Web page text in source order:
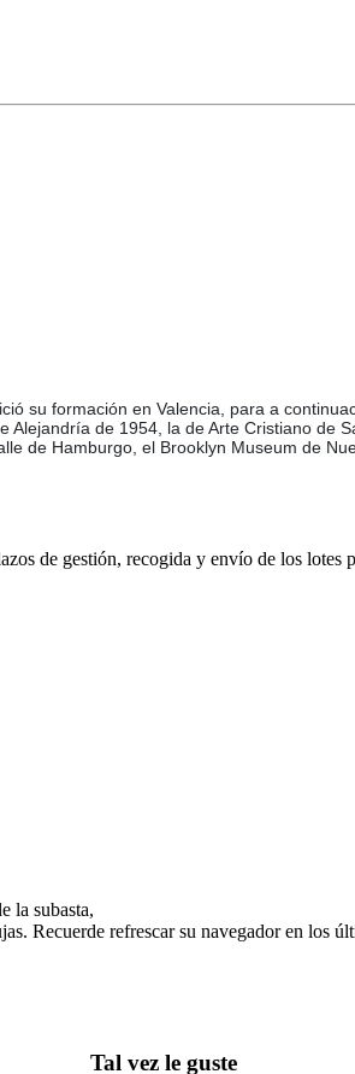
su formación en Valencia, para a
de 1954, la de Arte Cristiano
de Hamburgo, el Brooklyn Museum de
de gestión, recogida y envío de los lotes
la subasta,
Recuerde refrescar su navegador en los
Tal vez le guste